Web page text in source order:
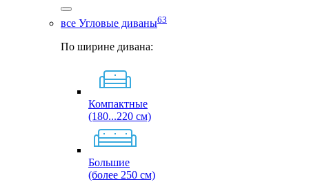
все Угловые диваны63
По ширине дивана:
Компактные
(180...220 см)
Большие
(более 250 см)